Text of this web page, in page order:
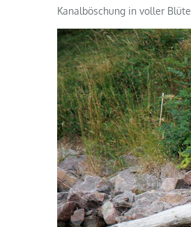
Kanalböschung in voller Blüte.